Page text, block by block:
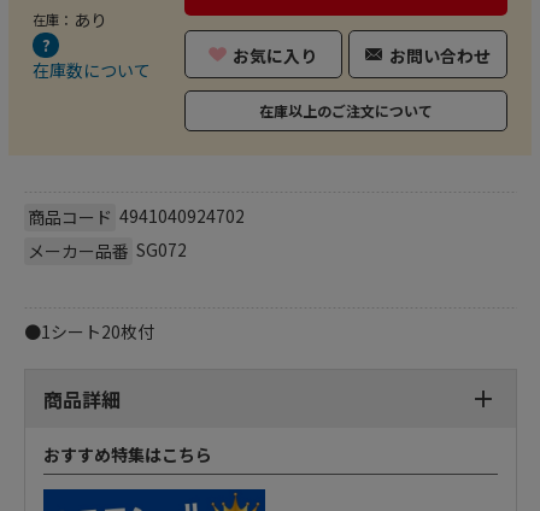
在庫： あり
在庫数について
お気に入り お問い合わせ
在庫以上のご注文について
商品コード 4941040924702
メーカー品番 SG072
●1シート20枚付
商品詳細
おすすめ特集はこちら